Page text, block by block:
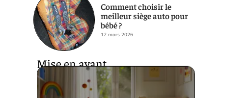
Comment choisir le
meilleur siège auto pour
bébé ?
12 mars 2026
Mise en avant